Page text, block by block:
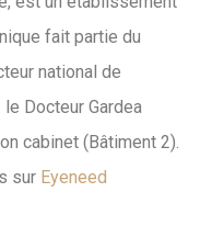
fait partie du
national de
Docteur Gardea
cabinet (Bâtiment 2).
sur Eyeneed